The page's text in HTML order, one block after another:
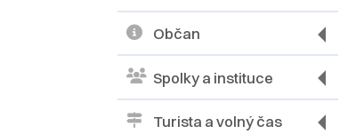
Občan
Spolky a instituce
Turista a volný čas